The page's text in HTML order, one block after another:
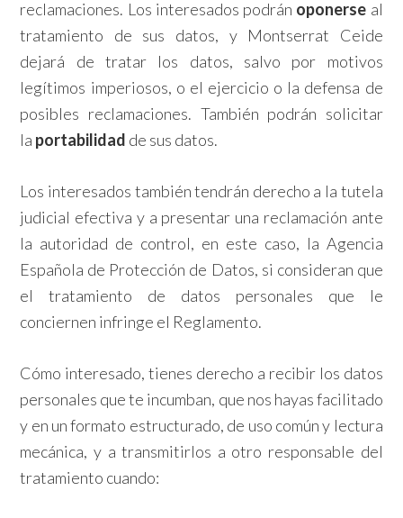
reclamaciones. Los interesados podrán oponerse al
tratamiento de sus datos, y Montserrat Ceide
dejará de tratar los datos, salvo por motivos
legítimos imperiosos, o el ejercicio o la defensa de
posibles reclamaciones. También podrán solicitar
la portabilidad de sus datos.
Los interesados también tendrán derecho a la tutela
judicial efectiva y a presentar una reclamación ante
la autoridad de control, en este caso, la Agencia
Española de Protección de Datos, si consideran que
el tratamiento de datos personales que le
conciernen infringe el Reglamento.
Cómo interesado, tienes derecho a recibir los datos
personales que te incumban, que nos hayas facilitado
y en un formato estructurado, de uso común y lectura
mecánica, y a transmitirlos a otro responsable del
tratamiento cuando: